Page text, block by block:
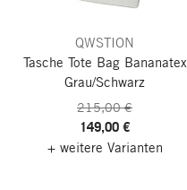
QWSTION
Tasche Tote Bag Bananatex
Grau/Schwarz
215,00 €
149,00 €
+ weitere Varianten